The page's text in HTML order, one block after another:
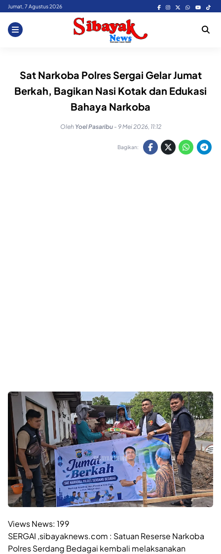
Skip
content
Jumat, 7 Agustus 2026
Sat Narkoba Polres Sergai Gelar Jumat
Berkah, Bagikan Nasi Kotak dan Edukasi
Bahaya Narkoba
Oleh Yoel Pasaribu - 9 Mei 2026, 11:12
Bagikan:
Views News: 199
SERGAI ,sibayaknews.com : Satuan Reserse Narkoba
Polres Serdang Bedagai kembali melaksanakan